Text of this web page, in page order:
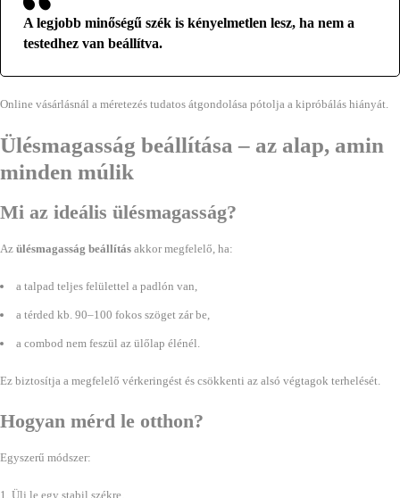
A legjobb minőségű szék is kényelmetlen lesz, ha nem a
testedhez van beállítva.
Online vásárlásnál a méretezés tudatos átgondolása pótolja a kipróbálás hiányát.
Ülésmagasság beállítása – az alap, amin
minden múlik
Mi az ideális ülésmagasság?
Az ülésmagasság beállítás akkor megfelelő, ha:
a talpad teljes felülettel a padlón van,
a térded kb. 90–100 fokos szöget zár be,
a combod nem feszül az ülőlap élénél.
Ez biztosítja a megfelelő vérkeringést és csökkenti az alsó végtagok terhelését.
Hogyan mérd le otthon?
Egyszerű módszer:
Ülj le egy stabil székre.